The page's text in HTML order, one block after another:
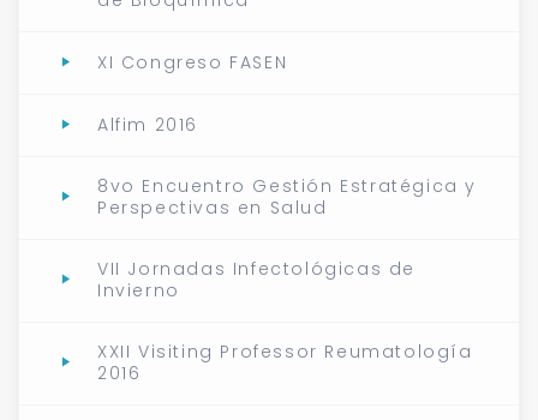
XI Congreso FASEN
Alfim 2016
8vo Encuentro Gestión Estratégica y
Perspectivas en Salud
VII Jornadas Infectológicas de
Invierno
XXII Visiting Professor Reumatología
2016